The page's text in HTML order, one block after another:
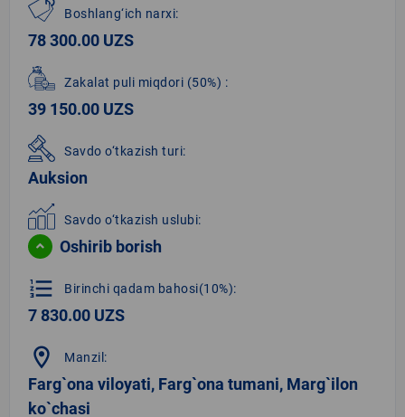
Boshlang‘ich narxi:
78 300.00 UZS
Zakalat puli miqdori (50%) :
39 150.00 UZS
Savdo o‘tkazish turi:
Auksion
Savdo o‘tkazish uslubi:
Oshirib borish
format_list_numbered Birinchi qadam bahosi(10%):
7 830.00 UZS
location_on Manzil:
Farg`ona viloyati, Farg`ona tumani, Marg`ilon
ko`chasi